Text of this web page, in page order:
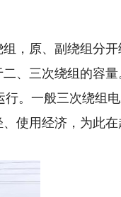
，原、副绕组分
、三次绕组的容
行。一般三次绕组
使用经济，为此